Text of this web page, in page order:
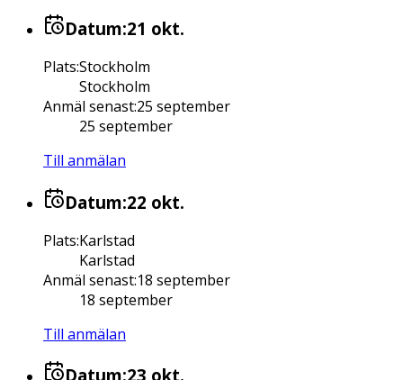
Datum:21 okt.
Plats:Stockholm
Stockholm
Anmäl senast:25 september
25 september
Till anmälan
Datum:22 okt.
Plats:Karlstad
Karlstad
Anmäl senast:18 september
18 september
Till anmälan
Datum:23 okt.